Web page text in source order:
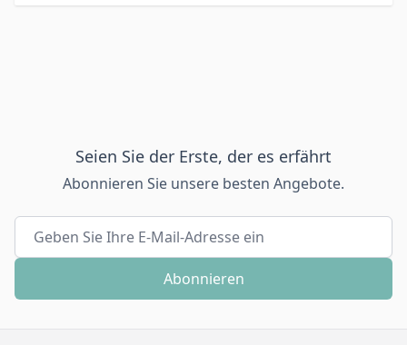
Seien Sie der Erste, der es erfährt
Abonnieren Sie unsere besten Angebote.
E-Mailadresse
Abonnieren